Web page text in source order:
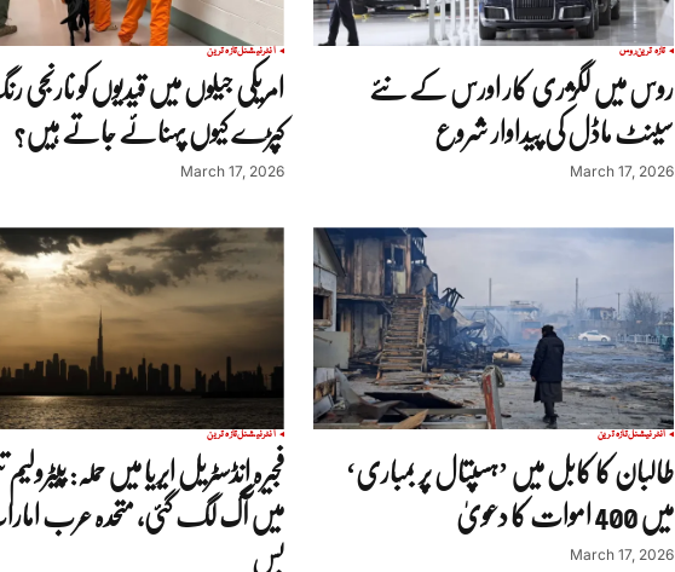
تازہ ترینروس
روس میں لگژری کار اورس کے نئے
سینٹ ماڈل کی پیداوار شروع
March 17, 2026
انٹرنیشنلتازہ ترین
امریکی جیلوں میں قیدیوں کو
کپڑے کیوں پہنائے جاتے ہیں؟
March 17, 2026
انٹرنیشنلتازہ ترین
طالبان کا کابل میں ’ہسپتال پر بمباری‘
میں 400 اموات کا دعویٰ
March 17, 2026
انٹرنیشنلتازہ ترین
فجیرہ انڈسٹریل ایریا میں حملہ:
میں آگ لگ گئی، متحدہ عرب